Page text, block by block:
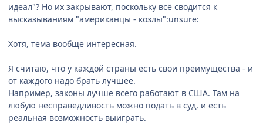
идеал"? Но их закрывают, поскольку всё сводится к
высказываниям "американцы - козлы":unsure:
Хотя, тема вообще интересная.
Я считаю, что у каждой страны есть свои преимущества - и
от каждого надо брать лучшее.
Например, законы лучше всего работают в США. Там на
любую несправедливость можно подать в суд, и есть
реальная возможность выиграть.